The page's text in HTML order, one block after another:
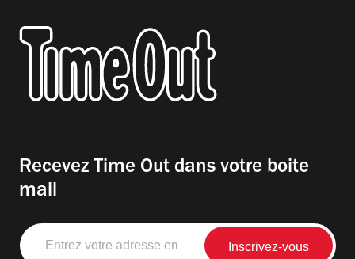
Recevez Time Out dans votre boite
mail
Entrez
votre